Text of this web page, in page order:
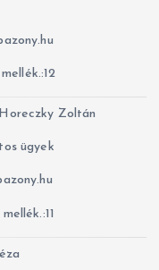
Zoltán
ügyek